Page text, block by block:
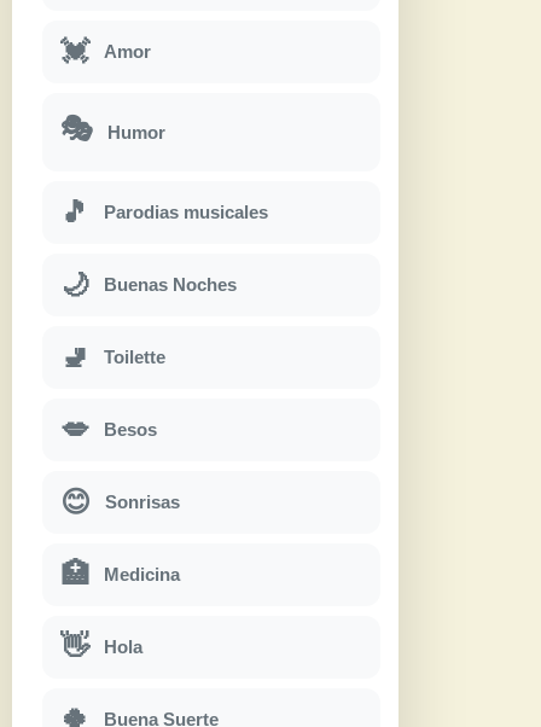
💓 Amor
🎭 Humor
🎵 Parodias musicales
🌙 Buenas Noches
🚽 Toilette
💋 Besos
😊 Sonrisas
🏥 Medicina
👋 Hola
🍀 Buena Suerte